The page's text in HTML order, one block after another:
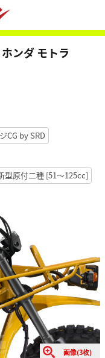
ンダ モトラ
CG by SRD
型原付二種 [51〜125cc]
画像(3枚)